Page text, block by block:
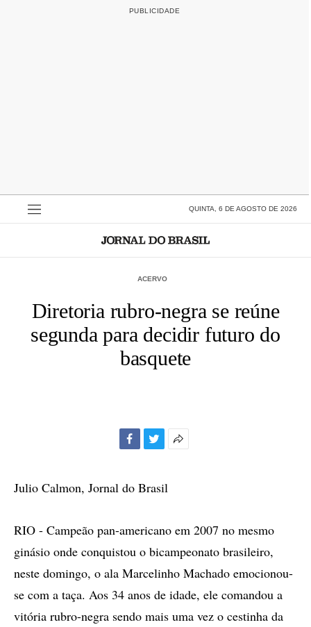
QUINTA, 6 DE AGOSTO DE 2026
ACERVO
Diretoria rubro-negra se reúne
segunda para decidir futuro do
basquete
compartilhamento
Julio Calmon, Jornal do Brasil
RIO - Campeão pan-americano em 2007 no mesmo
ginásio onde conquistou o bicampeonato brasileiro,
neste domingo, o ala Marcelinho Machado emocionou-
se com a taça. Aos 34 anos de idade, ele comandou a
vitória rubro-negra sendo mais uma vez o cestinha da